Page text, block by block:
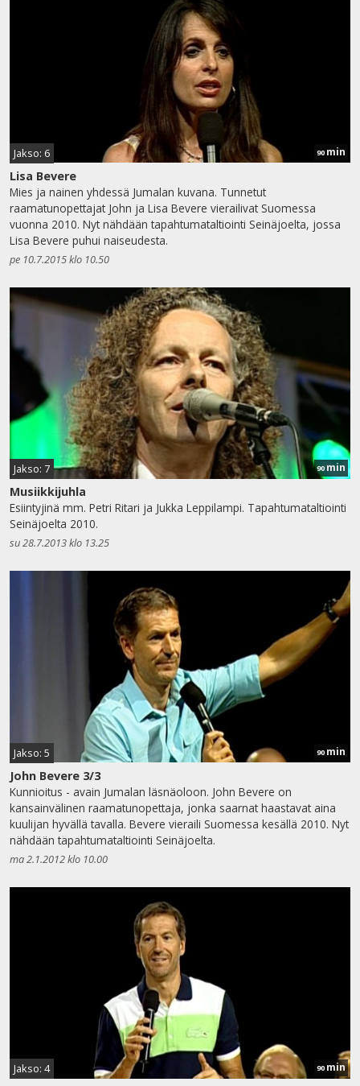
Jakso: 6 90 min
Lisa Bevere
Mies ja nainen yhdessä Jumalan kuvana. Tunnetut
raamatunopettajat John ja Lisa Bevere vierailivat Suomessa
vuonna 2010. Nyt nähdään tapahtumataltiointi Seinäjoelta, jossa
Lisa Bevere puhui naiseudesta.
pe 10.7.2015 klo 10.50
Jakso: 7 90min
Musiikkijuhla
Esiintyjinä mm. Petri Ritari ja Jukka Leppilampi. Tapahtumataltiointi
Seinäjoelta 2010.
su 28.7.2013 klo 13.25
Jakso: 5 90 min
John Bevere 3/3
Kunnioitus - avain Jumalan läsnäoloon. John Bevere on
kansainvälinen raamatunopettaja, jonka saarnat haastavat aina
kuulijan hyvällä tavalla. Bevere vieraili Suomessa kesällä 2010. Nyt
nähdään tapahtumataltiointi Seinäjoelta.
ma 2.1.2012 klo 10.00
Jakso: 4 90 min